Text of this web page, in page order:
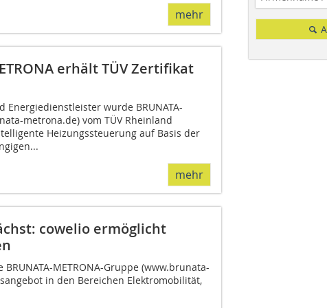
mehr
erhält TÜV Zertifikat
Energiedienstleister wurde BRUNATA-
metrona.de) vom TÜV Rheinland
Heizungssteuerung auf Basis der
mehr
cowelio ermöglicht
METRONA-Gruppe (www.brunata-
in den Bereichen Elektromobilität,